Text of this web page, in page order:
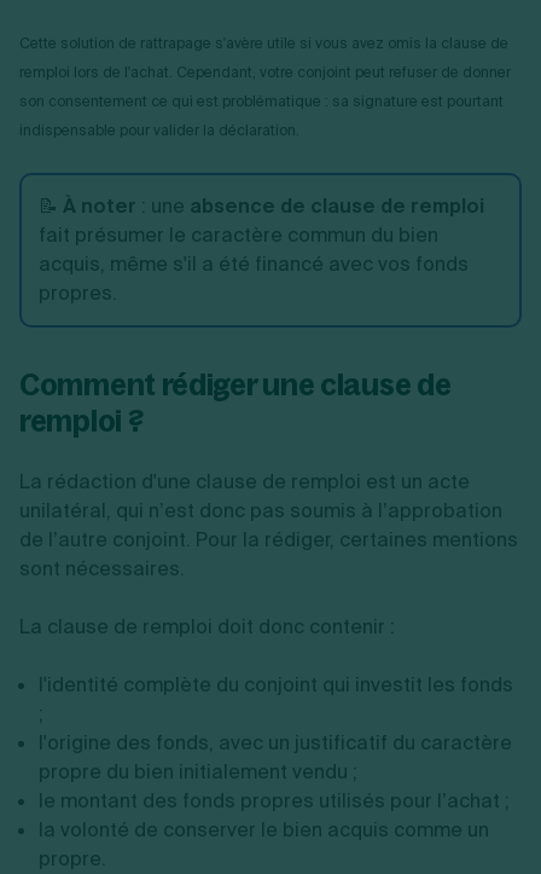
Cette solution de rattrapage s'avère utile si vous avez omis la clause de
remploi lors de l'achat. Cependant, votre conjoint peut refuser de donner
son consentement ce qui est problématique : sa signature est pourtant
indispensable pour valider la déclaration.
📝 À noter : une absence de clause de remploi
fait présumer le caractère commun du bien
acquis, même s'il a été financé avec vos fonds
propres.
Comment rédiger une clause de
remploi ?
La rédaction d'une clause de remploi est un acte
unilatéral, qui n’est donc pas soumis à l’approbation
de l’autre conjoint. Pour la rédiger, certaines mentions
sont nécessaires.
La clause de remploi doit donc contenir :
l'identité complète du conjoint qui investit les fonds
;
l'origine des fonds, avec un justificatif du caractère
propre du bien initialement vendu ;
le montant des fonds propres utilisés pour l’achat ;
la volonté de conserver le bien acquis comme un
propre.